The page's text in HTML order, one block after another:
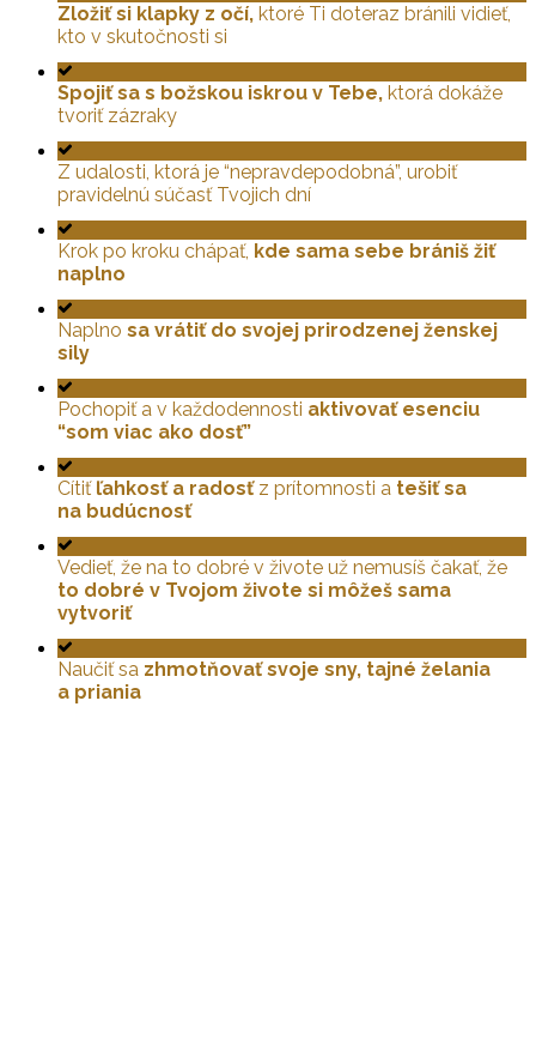
Zložiť si klapky z očí, ktoré Ti doteraz bránili vidieť,
kto v skutočnosti si
Spojiť sa s božskou iskrou v Tebe, ktorá dokáže
tvoriť zázraky
Z udalosti, ktorá je “nepravdepodobná”, urobiť
pravidelnú súčasť Tvojich dní
Krok po kroku chápať, kde sama sebe brániš žiť
naplno
Naplno sa vrátiť do svojej prirodzenej ženskej
sily
Pochopiť a v každodennosti aktivovať esenciu
“som viac ako dosť”
Cítiť ľahkosť a radosťz prítomnosti a tešiť sa
na budúcnosť
Vedieť, že na to dobré v živote už nemusíš čakať, že
to dobré v Tvojom živote si môžeš sama
vytvoriť
Naučiť sa zhmotňovať svoje sny, tajné želania
a priania